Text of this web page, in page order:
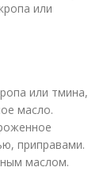
или
или тмина,
масло.
приправами.
маслом.